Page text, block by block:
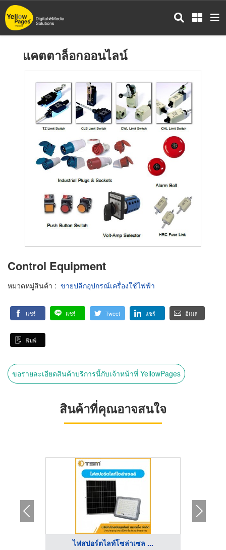
ข้าม
ไป
แคตตาล็อกออนไลน์
Control Equipment
หมวดหมู่สินค้า : ขายปลีกอุปกรณ์เครื่องใช้ไฟฟ้า
แชร์ แชร์ Tweet แชร์ อีเมล
พิมพ์
ขอรายละเอียดสินค้าบริการนี้กับเจ้าหน้าที่ YellowPages
สินค้าที่คุณอาจสนใจ
ไฟสปอร์ตไลท์โซล่าเซล ...